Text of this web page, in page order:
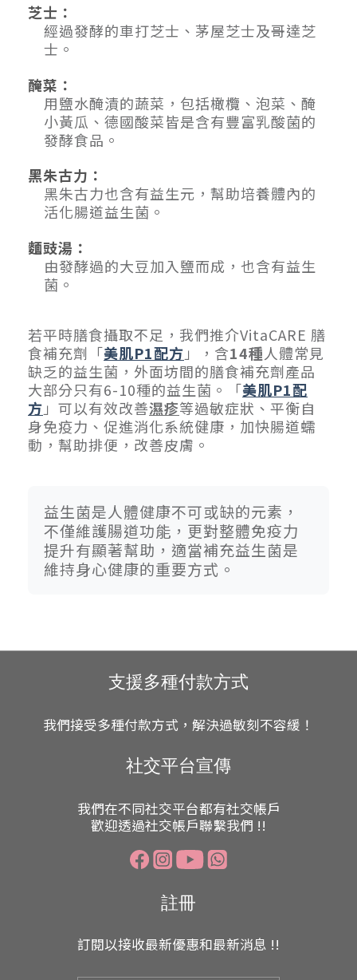
芝士：
經過發酵的車打芝士、茅屋芝士及哥達芝
士。
醃菜：
用鹽水醃漬的蔬菜，包括橄欖、泡菜、醃
小黃瓜、德國酸菜皆是含有豐富乳酸菌的
發酵食品。
黑朱古力：
黑朱古力也含有益生元，幫助培養體內的
活化腸道益生菌。
麵豉湯：
由發酵過的大豆加入鹽而成，也含有益生
菌。
若平時膳食攝取不足，我們推介VitaCARE 膳
食補充劑「美肌P1配方 」，含14種人體常見
缺乏的益生菌，外面坊間的膳食補充劑產品
大部分只有6-10種的益生菌。「美肌P1配
方 」可以有效改善濕疹等過敏症狀、平衡自
身免疫力、促進消化系統健康，加快腸道蠕
動，幫助排便，改善皮膚。
益生菌是人體健康不可或缺的元素，
不僅維護腸道功能，更對整體免疫力
提升有顯著幫助，適當補充益生菌是
維持身心健康的重要方式。
支援多種付款方式
我們接受多種付款方式，解決過敏刻不容緩！
社交平台宣傳
我們在不同社交平台都有社交帳戶
歡迎透過社交帳戶聯繫我們 !!
註冊
訂閱以接收最新優惠和最新消息 !!